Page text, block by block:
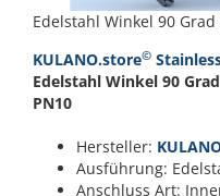
Edelstahl Winkel 90
KULANO.store©
Edelstahl Winkel 90
PN10
Hersteller:
Ausführung:
Anschluss Art: